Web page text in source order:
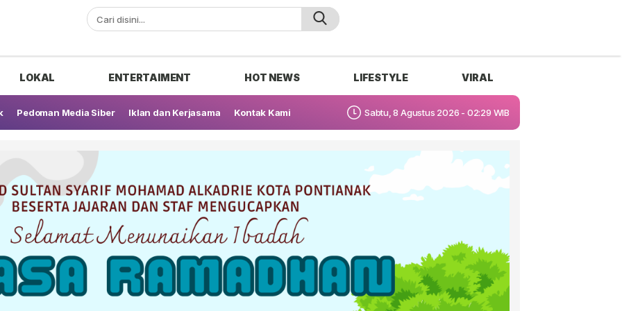
LOKAL ENTERTAIMENT HOT NEWS LIFESTYLE VIRAL
Pedoman Media Siber Iklan dan Kerjasama Kontak Kami Sabtu, 8 Agustus 2026 - 02:29 WIB